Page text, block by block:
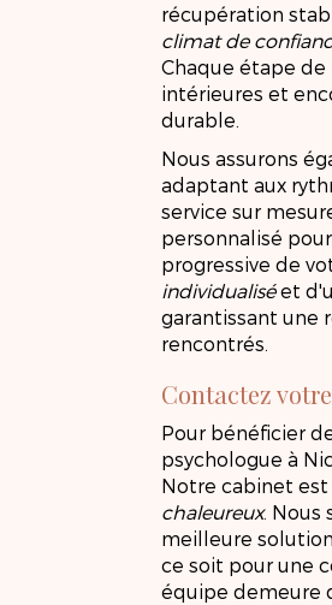
récupération
climat de
Chaque étape
intérieures et
durable.
Nous assurons
adaptant aux
service sur
personnalisé
progressive de
individualiséet
garantissant une
rencontrés.
Contactez
Pour bénéficier
psychologue à
Notre cabinet
chaleureux. Nous
meilleure
ce soit pour une
équipe demeure